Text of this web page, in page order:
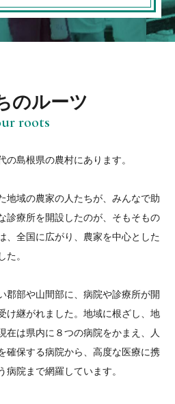
のルーツ
roots
島根県の農村にあります。
地域の農家の人たちが、みんなで助
診療所を開設したのが、そもそもの
、全国に広がり、農家を中心とした
た。
郡部や山間部に、病院や診療所が開
け継がれました。地域に根ざし、地
在は県内に８つの病院をかまえ、人
確保する病院から、高度な医療に携
病院まで網羅しています。